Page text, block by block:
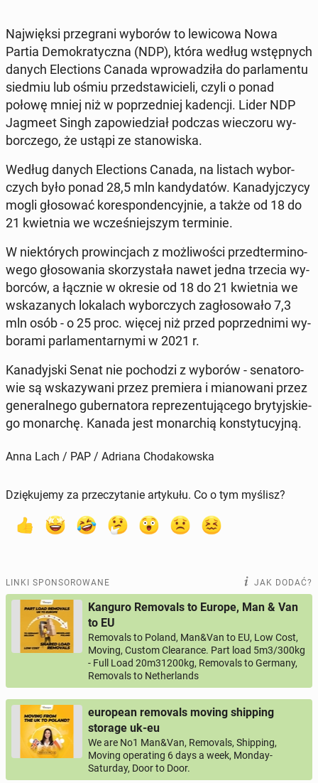
Naj­więk­si prze­gra­ni wyborów to le­wi­co­wa Nowa
Partia De­mo­kra­tycz­na (NDP), która według wstęp­nych
danych Elec­tions Canada wpro­wa­dzi­ła do par­la­men­tu
siedmiu lub ośmiu przed­sta­wi­cie­li, czyli o ponad
połowę mniej niż w po­przed­niej ka­den­cji. Lider NDP
Jagmeet Singh za­po­wie­dział podczas wie­czo­ru wy­
bor­cze­go, że ustąpi ze sta­no­wi­ska.
Według danych Elec­tions Canada, na listach wy­bor­
czych było ponad 28,5 mln kan­dy­da­tów. Ka­na­dyj­czy­cy
mogli gło­so­wać ko­re­spon­den­cyj­nie, a także od 18 do
21 kwiet­nia we wcze­śniej­szym ter­mi­nie.
W nie­któ­rych pro­win­cjach z moż­li­wo­ści przed­ter­mi­no­
we­go gło­so­wa­nia sko­rzy­sta­ła nawet jedna trzecia wy­
bor­ców, a łącznie w okresie od 18 do 21 kwiet­nia we
wska­za­nych lo­ka­lach wy­bor­czych za­gło­so­wa­ło 7,3
mln osób - o 25 proc. więcej niż przed po­przed­ni­mi wy­
bo­ra­mi par­la­men­tar­ny­mi w 2021 r.
Ka­na­dyj­ski Senat nie po­cho­dzi z wyborów - se­na­to­ro­
wie są wska­zy­wa­ni przez pre­mie­ra i mia­no­wa­ni przez
ge­ne­ral­ne­go gu­ber­na­to­ra re­pre­zen­tu­ją­ce­go bry­tyj­skie­
go mo­nar­chę. Kanada jest mo­nar­chią kon­sty­tu­cyj­ną.
Anna Lach / PAP / Adriana Chodakowska
Dziękujemy za przeczytanie artykułu. Co o tym myślisz?
LINKI SPONSOROWANE JAK DODAĆ?
Kanguro Removals to Europe, Man & Van
to EU
Removals to Poland, Man&Van to EU, Low Cost,
Moving, Custom Clearance. Part load 5m3/300kg
- Full Load 20m31200kg, Removals to Germany,
Removals to Netherlands
european removals moving shipping
storage uk-eu
We are No1 Man&Van, Removals, Shipping,
Moving operating 6 days a week, Monday-
Saturday, Door to Door.